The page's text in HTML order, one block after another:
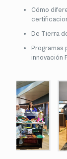
Cómo
De Tierra
Programas
innovación